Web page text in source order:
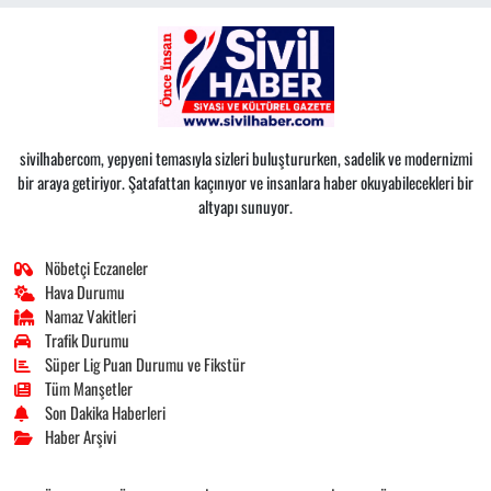
sivilhabercom, yepyeni temasıyla sizleri buluştururken, sadelik ve modernizmi
bir araya getiriyor. Şatafattan kaçınıyor ve insanlara haber okuyabilecekleri bir
altyapı sunuyor.
Nöbetçi Eczaneler
Hava Durumu
Namaz Vakitleri
Trafik Durumu
Süper Lig Puan Durumu ve Fikstür
Tüm Manşetler
Son Dakika Haberleri
Haber Arşivi